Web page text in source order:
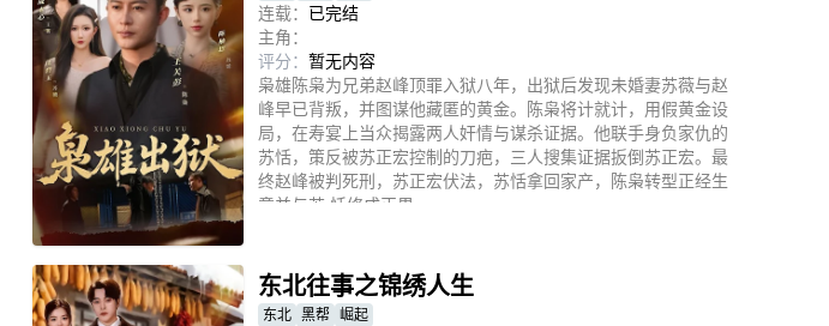
连载： 已完结
主角：
评分： 暂无内容
枭雄陈枭为兄弟赵峰顶罪入狱八年，出狱后发现未婚妻苏薇与赵
峰早已背叛，并图谋他藏匿的黄金。陈枭将计就计，用假黄金设
局，在寿宴上当众揭露两人奸情与谋杀证据。他联手身负家仇的
苏恬，策反被苏正宏控制的刀疤，三人搜集证据扳倒苏正宏。最
终赵峰被判死刑，苏正宏伏法，苏恬拿回家产，陈枭转型正经生
意并与苏 恬修成正果。
东北往事之锦绣人生
东北 黑帮 崛起